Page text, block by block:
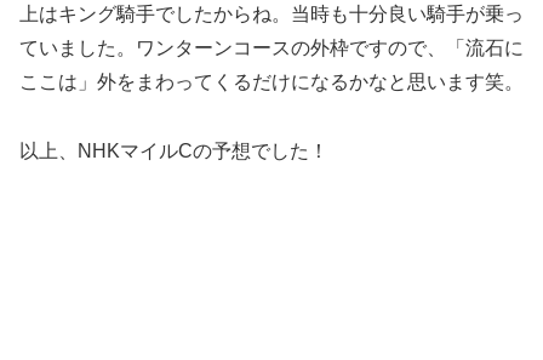
上はキング騎手でしたからね。当時も十分良い騎手が乗っ
ていました。ワンターンコースの外枠ですので、「流石に
ここは」外をまわってくるだけになるかなと思います笑。
以上、NHKマイルCの予想でした！